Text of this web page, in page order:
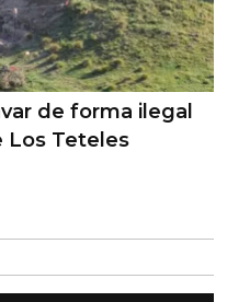
de forma ilegal
Los Teteles